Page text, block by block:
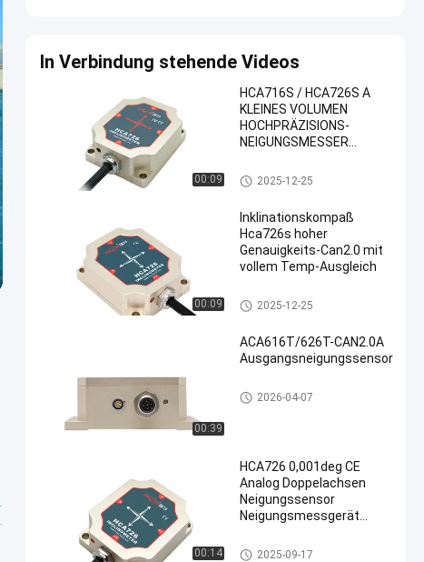
In Verbindung stehende Videos
00:09
HCA716S / HCA726S A
KLEINES VOLUMEN
HOCHPRÄZISIONS-
NEIGUNGSMESSER
Neigungs-Sensor-Inklinationsk
ompaß
2025-12-25
00:09
Inklinationskompaß
Hca726s hoher
Genauigkeits-Can2.0 mit
vollem Temp-Ausgleich
Neigungs-Sensor-Inklinationsk
ompaß
2025-12-25
00:39
ACA616T/626T-CAN2.0A
Ausgangsneigungssensor
Neigungs-Sensor-Inklinationsk
ompaß
2026-04-07
00:14
HCA726 0,001deg CE
Analog Doppelachsen
Neigungssensor
Neigungsmessgerät
Neigungs-Sensor-Inklinationsk
2025-09-17